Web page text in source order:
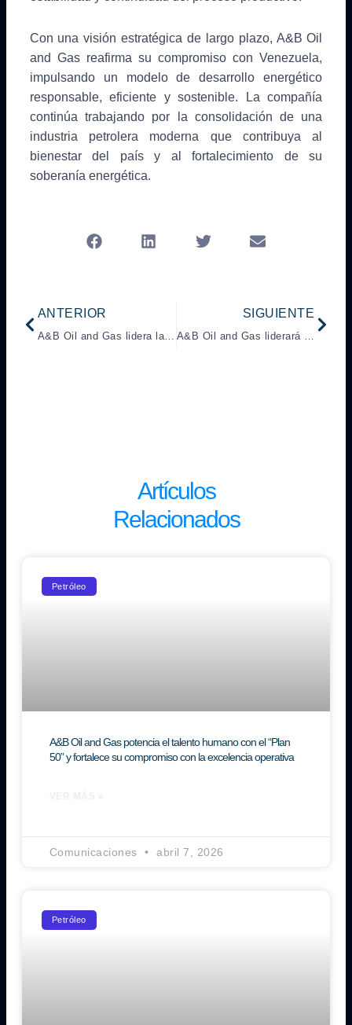
Con una visión estratégica de largo plazo, A&B Oil
and Gas reafirma su compromiso con Venezuela,
impulsando un modelo de desarrollo energético
responsable, eficiente y sostenible. La compañía
continúa trabajando por la consolidación de una
industria petrolera moderna que contribuya al
bienestar del país y al fortalecimiento de su
soberanía energética.
ANTERIOR
A&B Oil and Gas lidera la innovación en la 6ta expo internacional de petróleo
SIGUIENTE
A&B Oil and Gas liderará el debate sobre el futuro energético nacional en la CEPEG 2025
Artículos
Relacionados
Petróleo
A&B Oil and Gas potencia el talento humano con el “Plan
50” y fortalece su compromiso con la excelencia operativa
Comunicaciones abril 7, 2026
Petróleo